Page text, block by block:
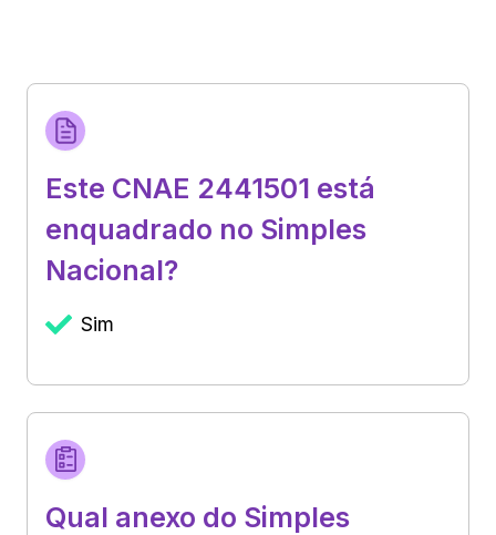
Este CNAE 2441501 está
enquadrado no Simples
Nacional?
Sim
Qual anexo do Simples